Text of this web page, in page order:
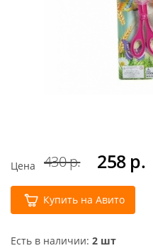
Цена 430 р. 258 р.
Купить на Авито
Есть в наличии: 2 шт